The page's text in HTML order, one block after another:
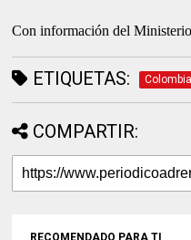
Con información del
ETIQUETAS: Colombia
COMPARTIR:
RECOMENDADO PARA TI